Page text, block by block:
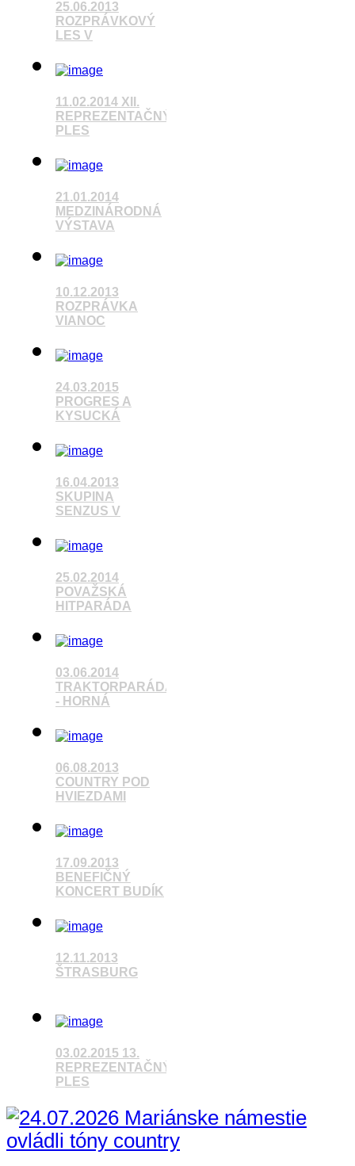
25.06.2013
ROZPRÁVKOVÝ
LES V
Pozrieť video
11.02.2014 XII.
REPREZENTAČNÝ
PLES
Pozrieť video
21.01.2014
MEDZINÁRODNÁ
VÝSTAVA
Pozrieť video
10.12.2013
ROZPRÁVKA
VIANOC
Pozrieť video
24.03.2015
PROGRES A
KYSUCKÁ
Pozrieť video
16.04.2013
SKUPINA
SENZUS V
Pozrieť video
25.02.2014
POVAŽSKÁ
HITPARÁDA
Pozrieť video
03.06.2014
TRAKTORPARÁDA
- HORNÁ
Pozrieť video
06.08.2013
COUNTRY POD
HVIEZDAMI
Pozrieť video
17.09.2013
BENEFIČNÝ
KONCERT BUDÍK
Pozrieť video
12.11.2013
ŠTRASBURG
03.02.2015 13.
REPREZENTAČNÝ
PLES
Pozrieť video